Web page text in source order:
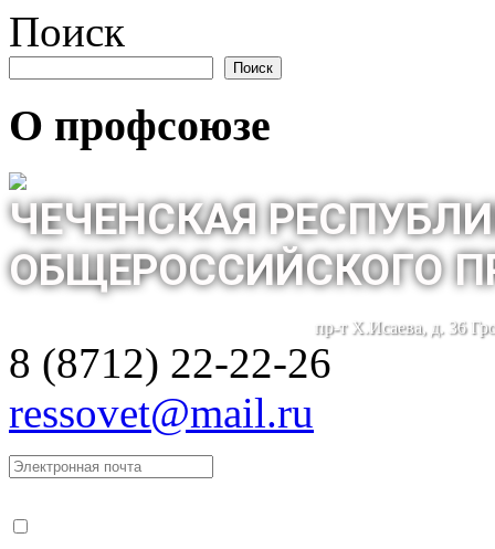
Поиск
Поиск
О профсоюзе
ЧЕЧЕНСКАЯ
ОБЩЕРОССИЙСКОГО
пр-т Х.Исаева, д. 36
8 (8712) 22-22-26
ressovet@mail.ru